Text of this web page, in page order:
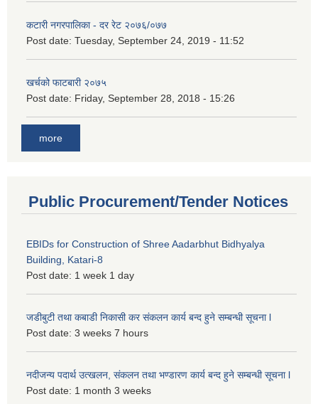
कटारी नगरपालिका - दर रेट २०७६/०७७
Post date: Tuesday, September 24, 2019 - 11:52
खर्चको फाटबारी २०७५
Post date: Friday, September 28, 2018 - 15:26
more
Public Procurement/Tender Notices
EBIDs for Construction of Shree Aadarbhut Bidhyalya
Building, Katari-8
Post date: 1 week 1 day
जडीबुटी तथा कबाडी निकासी कर संकलन कार्य बन्द हुने सम्बन्धी सूचना l
Post date: 3 weeks 7 hours
नदीजन्य पदार्थ उत्खलन, संकलन तथा भण्डारण कार्य बन्द हुने सम्बन्धी सूचना l
Post date: 1 month 3 weeks